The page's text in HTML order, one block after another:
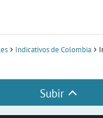
Indicativos de Colombia
Subir